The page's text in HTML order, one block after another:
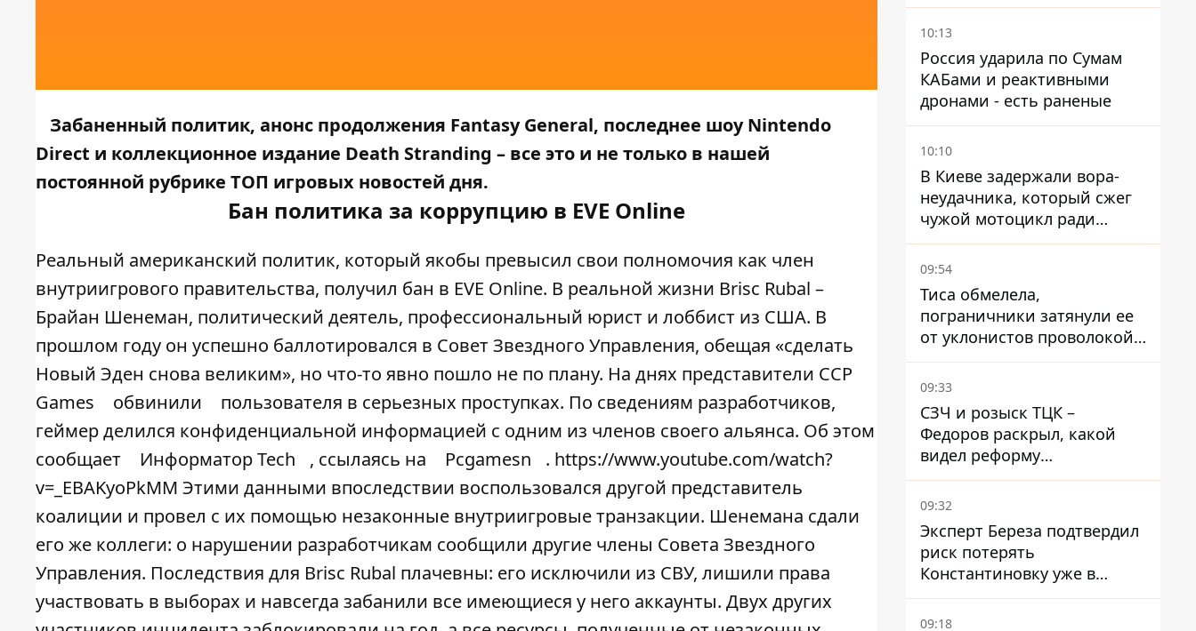
Забаненный политик, анонс продолжения Fantasy General, последнее шоу Nintendo
Direct и коллекционное издание Death Stranding – все это и не только в нашей
постоянной рубрике ТОП игровых новостей дня.
Бан политика за коррупцию в EVE Online
Реальный американский политик, который якобы превысил свои полномочия как член
внутриигрового правительства, получил бан в EVE Online. В реальной жизни Brisc Rubal –
Брайан Шенеман, политический деятель, профессиональный юрист и лоббист из США. В
прошлом году он успешно баллотировался в Совет Звездного Управления, обещая «сделать
Новый Эден снова великим», но что-то явно пошло не по плану. На днях представители CCP
Games
обвинили
пользователя в серьезных проступках. По сведениям разработчиков,
геймер делился конфиденциальной информацией с одним из членов своего альянса. Об этом
сообщает
Информатор Tech , ссылаясь на Pcgamesn
. https://www.youtube.com/watch?
v=_EBAKyoPkMM Этими данными впоследствии воспользовался другой представитель
коалиции и провел с их помощью незаконные внутриигровые транзакции. Шенемана сдали
его же коллеги: о нарушении разработчикам сообщили другие члены Совета Звездного
Управления. Последствия для Brisc Rubal плачевны: его исключили из СВУ, лишили права
участвовать в выборах и навсегда забанили все имеющиеся у него аккаунты. Двух других
понравится украинцам
10:13
Россия ударила по Сумам
КАБами и реактивными
дронами - есть раненые
10:10
В Киеве задержали вора-
неудачника, который сжег
чужой мотоцикл ради
содержимого багажника
09:54
Тиса обмелела,
пограничники затянули ее
от уклонистов проволокой
Егоза, которая убивает
диких животных -
тревогу
09:33
СЗЧ и розыск ТЦК –
Федоров раскрыл, какой
видел реформу
мобилизации
09:32
Эксперт Береза ​​подтвердил
риск потерять
Константиновку уже в
ближайшие месяцы
09:18